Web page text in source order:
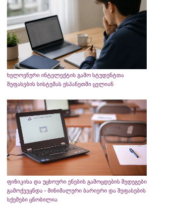
ხელოვნური ინტელექტის გამო სტუდენტთა
შეფასების სისტემას ესპანეთში ცვლიან
ფიზიკისა და უცხოური ენების გამოცდების შედეგები
გამოქვეყნდა - მინიმალური ბარიერი და შეფასების
სქემები ცნობილია